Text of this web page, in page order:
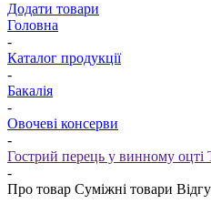
Додати товари
Головна
-
Каталог продукції
-
Бакалія
-
Овочеві консерви
-
Гострий перець у винному
-
Про товар Суміжні товари